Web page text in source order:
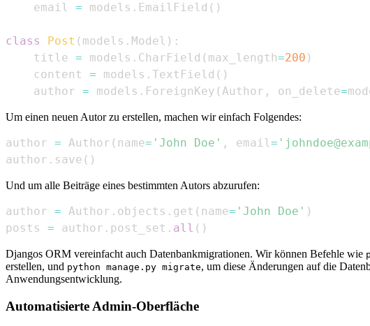
    email
= models . EmailField ( )
class Post ( models . Model ) :
    title
= models . CharField ( max_length=200 )
    content
= models . TextField ( )
    author
= models . ForeignKey (Author , on_delete=
Um einen neuen Autor zu erstellen, machen wir einfach Folgendes:
author = Author ( name= 'John Doe' , email=
author . save ( )
Und um alle Beiträge eines bestimmten Autors abzurufen:
author = Author . objects . get ( name= 'John Doe' )
posts = author . post_set . all ( )
Djangos ORM vereinfacht auch Datenbankmigrationen. Wir können Befehle wie
erstellen, und python manage.py migrate, um diese Änderungen auf die
Anwendungsentwicklung.
Automatisierte Admin-Oberfläche